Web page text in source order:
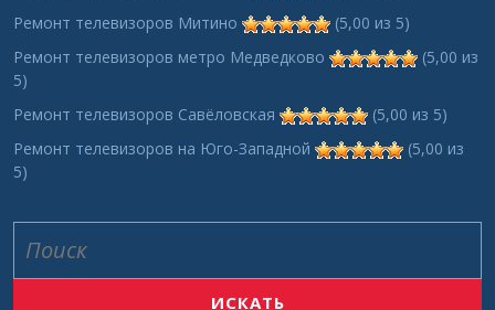
Ремонт телевизоров Митино
(5,00 из 5)
Ремонт телевизоров метро Медведково
(5,00 из
5)
Ремонт телевизоров Савёловская
(5,00 из 5)
Ремонт телевизоров на Юго-Западной
(5,00 из
5)
for: